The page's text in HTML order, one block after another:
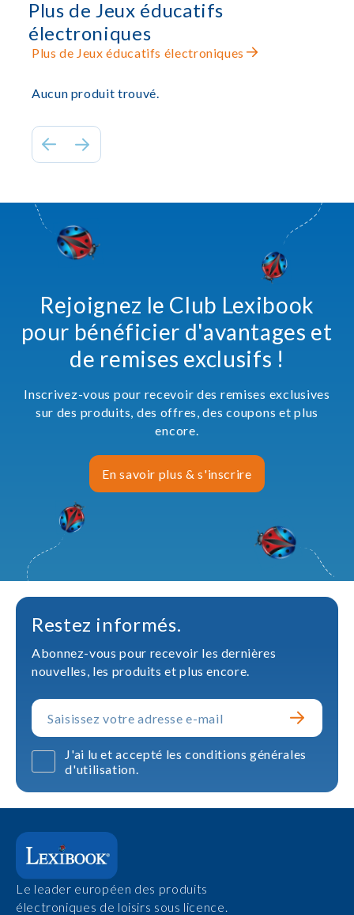
Plus de Jeux éducatifs
électroniques
Plus de Jeux éducatifs électroniques
Aucun produit trouvé.
Rejoignez le Club Lexibook
pour bénéficier d'avantages et
de remises exclusifs !
Inscrivez-vous pour recevoir des remises exclusives
sur des produits, des offres, des coupons et plus
encore.
En savoir plus & s'inscrire
Restez informés.
Abonnez-vous pour recevoir les dernières
nouvelles, les produits et plus encore.
J'ai lu et accepté les conditions générales
d'utilisation.
Le leader européen des produits
électroniques de loisirs sous licence.